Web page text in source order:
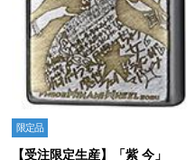
限定品
【受注限定生産】「紫 今」